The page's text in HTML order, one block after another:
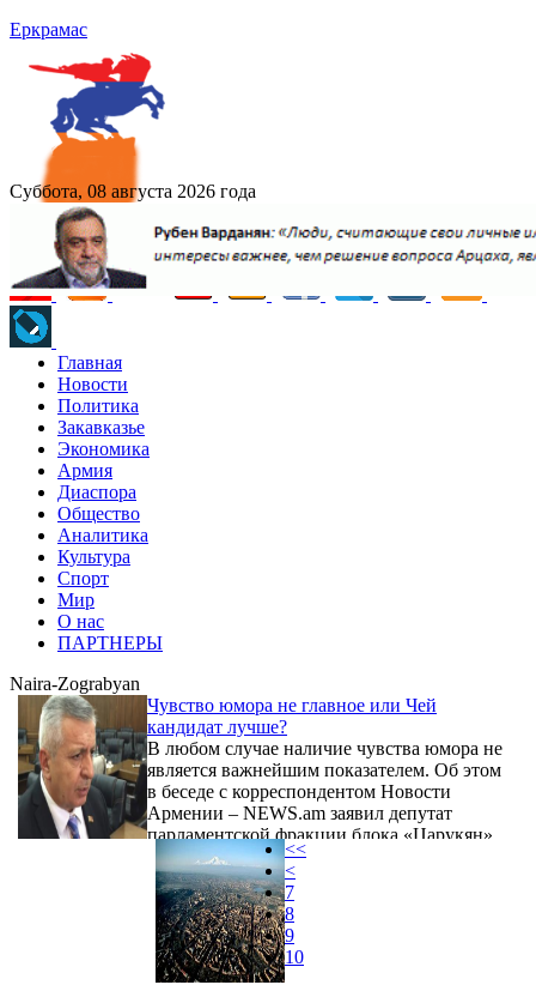
Еркрамас
Суббота, 08 августа 2026 года
Главная
Новости
Политика
Закавказье
Экономика
Армия
Диаспора
Общество
Аналитика
Культура
Спорт
Мир
О нас
ПАРТНЕРЫ
Naira-Zograbyan
Чувство юмора не главное или Чей
кандидат лучше?
В любом случае наличие чувства юмора не
является важнейшим показателем. Об этом
в беседе с корреспондентом Новости
Армении – NEWS.am заявил депутат
парламентской фракции блока «Царукян»
Сергей Багратян, комментируя выдвижение
комика Айка Марутяна на должность мэра
Еревана (он возглавит избирательный
список партии «Гражданский договор» на
выборах в Совет старейшин столицы).
<<
<
7
8
9
10